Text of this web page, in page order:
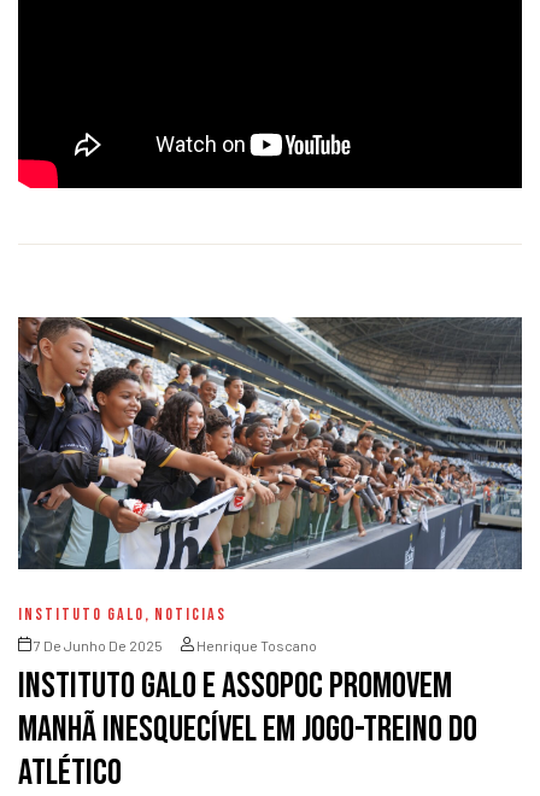
INSTITUTO GALO, NOTICIAS
7 De Junho De 2025 Henrique Toscano
Instituto Galo e Assopoc promovem
manhã inesquecível em jogo-treino do
Atlético